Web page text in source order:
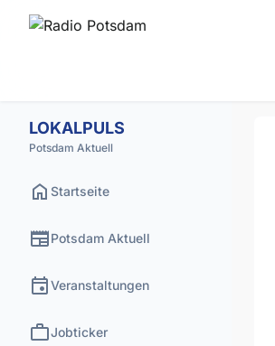
LOKALPULS
Potsdam Aktuell
home Startseite
newspaperPotsdam Aktuell
eventVeranstaltungen
workJobticker